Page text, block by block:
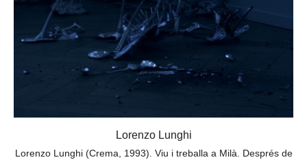
Lorenzo Lunghi
Lorenzo Lunghi (Crema, 1993). Viu i treballa a Milà. Després de